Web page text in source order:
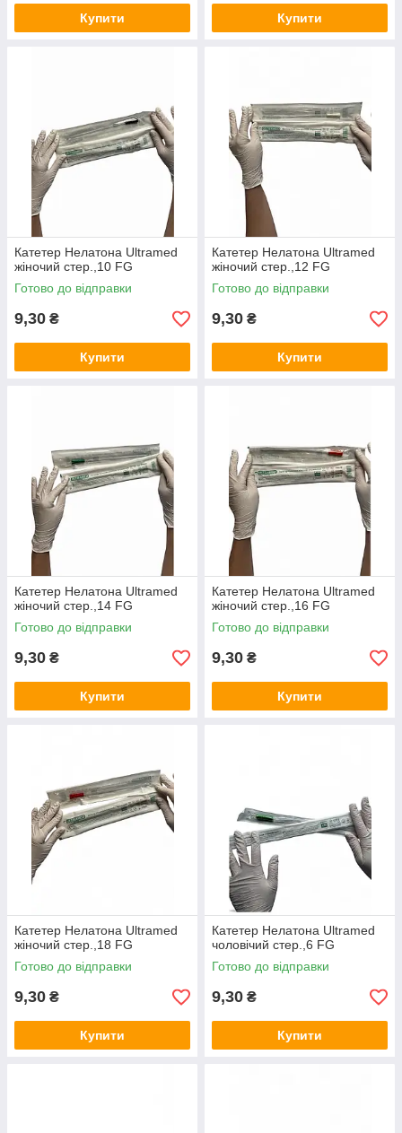
Купити Купити
Катетер Нелатона Ultramed
жіночий стер.,10 FG
Готово до відправки
9,30 ₴
Купити
Катетер Нелатона Ultramed
жіночий стер.,12 FG
Готово до відправки
9,30 ₴
Купити
Катетер Нелатона Ultramed
жіночий стер.,14 FG
Готово до відправки
9,30 ₴
Купити
Катетер Нелатона Ultramed
жіночий стер.,16 FG
Готово до відправки
9,30 ₴
Купити
Катетер Нелатона Ultramed
жіночий стер.,18 FG
Готово до відправки
9,30 ₴
Купити
Катетер Нелатона Ultramed
чоловічий стер.,6 FG
Готово до відправки
9,30 ₴
Купити